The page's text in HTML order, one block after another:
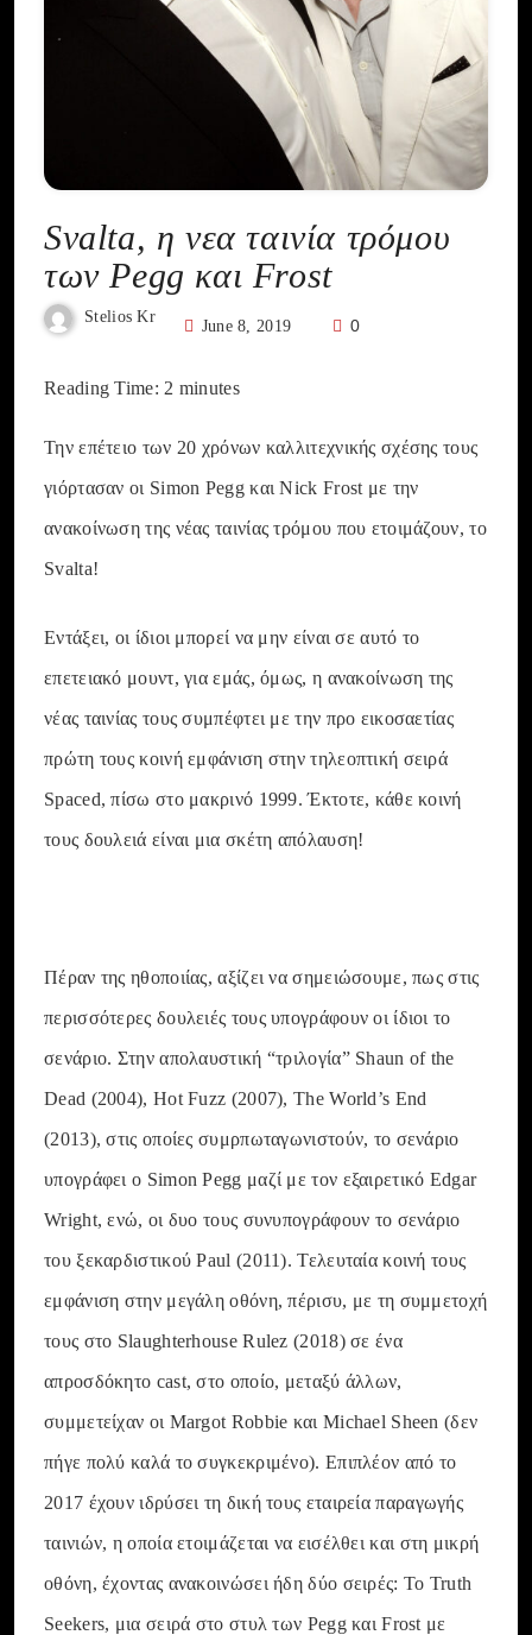
Svalta, η νεα ταινία τρόμου
των Pegg και Frost
Stelios Kr
June 8, 2019 0
Reading Time: 2 minutes
Την επέτειο των 20 χρόνων καλλιτεχνικής σχέσης τους
γιόρτασαν οι Simon Pegg και Nick Frost με την
ανακοίνωση της νέας ταινίας τρόμου που ετοιμάζουν, το
Svalta!
Εντάξει, οι ίδιοι μπορεί να μην είναι σε αυτό το
επετειακό μουντ, για εμάς, όμως, η ανακοίνωση της
νέας ταινίας τους συμπέφτει με την προ εικοσαετίας
πρώτη τους κοινή εμφάνιση στην τηλεοπτική σειρά
Spaced, πίσω στο μακρινό 1999. Έκτοτε, κάθε κοινή
τους δουλειά είναι μια σκέτη απόλαυση!
Πέραν της ηθοποιίας, αξίζει να σημειώσουμε, πως στις
περισσότερες δουλειές τους υπογράφουν οι ίδιοι το
σενάριο. Στην απολαυστική “τριλογία” Shaun of the
Dead (2004), Hot Fuzz (2007), The World’s End
(2013), στις οποίες συμρπωταγωνιστούν, το σενάριο
υπογράφει ο Simon Pegg μαζί με τον εξαιρετικό Edgar
Wright, ενώ, οι δυο τους συνυπογράφουν το σενάριο
του ξεκαρδιστικού Paul (2011). Τελευταία κοινή τους
εμφάνιση στην μεγάλη οθόνη, πέρισυ, με τη συμμετοχή
τους στο Slaughterhouse Rulez (2018) σε ένα
απροσδόκητο cast, στο οποίο, μεταξύ άλλων,
συμμετείχαν οι Margot Robbie και Michael Sheen (δεν
πήγε πολύ καλά το συγκεκριμένο). Επιπλέον από το
2017 έχουν ιδρύσει τη δική τους εταιρεία παραγωγής
ταινιών, η οποία ετοιμάζεται να εισέλθει και στη μικρή
οθόνη, έχοντας ανακοινώσει ήδη δύο σειρές: Το Truth
Seekers, μια σειρά στο στυλ των Pegg και Frost με